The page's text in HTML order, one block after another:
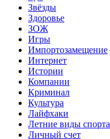
Звёзды
Здоровье
ЗОЖ
Игры
Импортозамещение
Интернет
Истории
Компании
Криминал
Культура
Лайфхаки
Летние виды спорта
Личный счет